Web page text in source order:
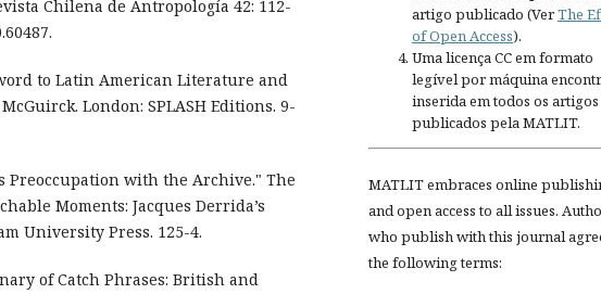
Chilena de Antropología 42: 112-
to Latin American Literature and
London: SPLASH Editions. 9-
Preoccupation with the Archive." The
Moments: Jacques Derrida’s
University Press. 125-4.
of Catch Phrases: British and
artigo publicado (VerThe
of Open Access).
Uma licença CC em formato
legível por máquina
inserida em todos os artigos
publicados pela MATLIT.
MATLIT embraces online
and open access to all issues.
who publish with this journal
the following terms: